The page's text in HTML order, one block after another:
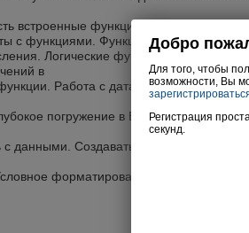
встроенные функции, для чего они
с функциями. Функции округления.
Логические функции.
в
Работа с датами и временем.
погружение в Excel)
с данными. Создавать таблицы.
форматирование. Рассчитывать